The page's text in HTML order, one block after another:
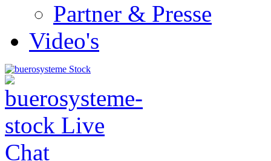
Partner & Presse
Video's